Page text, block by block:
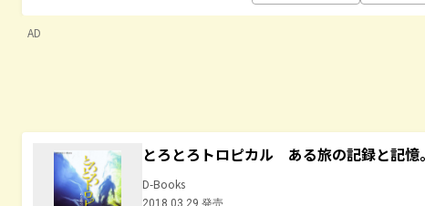
AD
とろとろトロピカル ある旅の記録と記
D-Books
2018.03.29 発売